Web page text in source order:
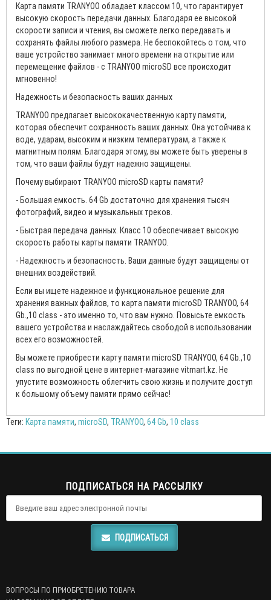
Карта памяти TRANYOO обладает классом 10, что гарантирует
высокую скорость передачи данных. Благодаря ее высокой
скорости записи и чтения, вы сможете легко передавать и
сохранять файлы любого размера. Не беспокойтесь о том, что
ваше устройство занимает много времени на открытие или
перемещение файлов - с TRANYOO microSD все происходит
мгновенно!
Надежность и безопасность ваших данных
TRANYOO предлагает высококачественную карту памяти,
которая обеспечит сохранность ваших данных. Она устойчива к
воде, ударам, высоким и низким температурам, а также к
магнитным полям. Благодаря этому, вы можете быть уверены в
том, что ваши файлы будут надежно защищены.
Почему выбирают TRANYOO microSD карты памяти?
- Большая емкость. 64 Gb достаточно для хранения тысяч
фотографий, видео и музыкальных треков.
- Быстрая передача данных. Класс 10 обеспечивает высокую
скорость работы карты памяти TRANYOO.
- Надежность и безопасность. Ваши данные будут защищены от
внешних воздействий.
Если вы ищете надежное и функциональное решение для
хранения важных файлов, то карта памяти microSD TRANYOO, 64
Gb.,10 class - это именно то, что вам нужно. Повысьте емкость
вашего устройства и наслаждайтесь свободой в использовании
всех его возможностей.
Вы можете приобрести карту памяти microSD TRANYOO, 64 Gb.,10
class по выгодной цене в интернет-магазине vitmart.kz. Не
упустите возможность облегчить свою жизнь и получите доступ
к большому объему памяти прямо сейчас!
Теги: Карта памяти, microSD, TRANYOO, 64 Gb, 10 class
ПОДПИСАТЬСЯ НА РАССЫЛКУ
ПОДПИСАТЬСЯ
ВОПРОСЫ ПО ПРИОБРЕТЕНИЮ ТОВАРА